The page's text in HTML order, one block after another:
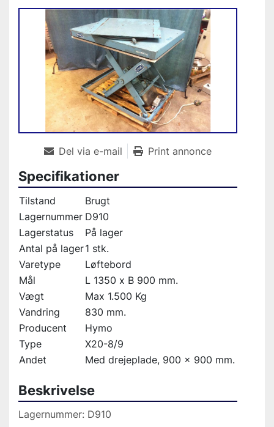
Del via e-mail Print annonce
Specifikationer
Tilstand
Brugt
Lagernummer D910
Lagerstatus
På lager
Antal på lager1 stk.
Varetype
Løftebord
Mål
L 1350 x B 900 mm.
Vægt
Max 1.500 Kg
Vandring
830 mm.
Producent
Hymo
Type
X20-8/9
Andet
Med drejeplade, 900 x 900 mm.
Beskrivelse
Lagernummer: D910